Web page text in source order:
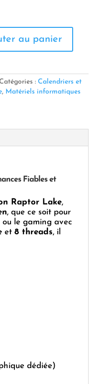
au panier
: Calendriers et
, Matériels informatiques
Fiables et
Raptor Lake,
, que ce soit pour
le gaming avec
et 8 threads, il
dédiée)